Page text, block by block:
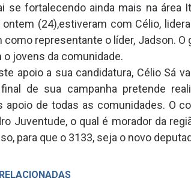
se fortalecendo ainda mais na área
ontem (24),estiveram com Célio,
como representante o líder, Jadson.
o jovens da comunidade.
apoio a sua candidatura, Célio Sá
de sua campanha pretende
apoio de todas as comunidades. O
Juventude, o qual é morador da
para que o 3133, seja o novo
RELACIONADAS